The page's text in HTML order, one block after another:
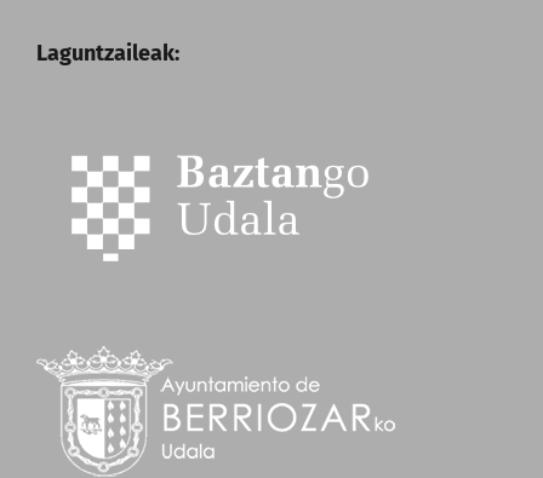
Laguntzaileak: